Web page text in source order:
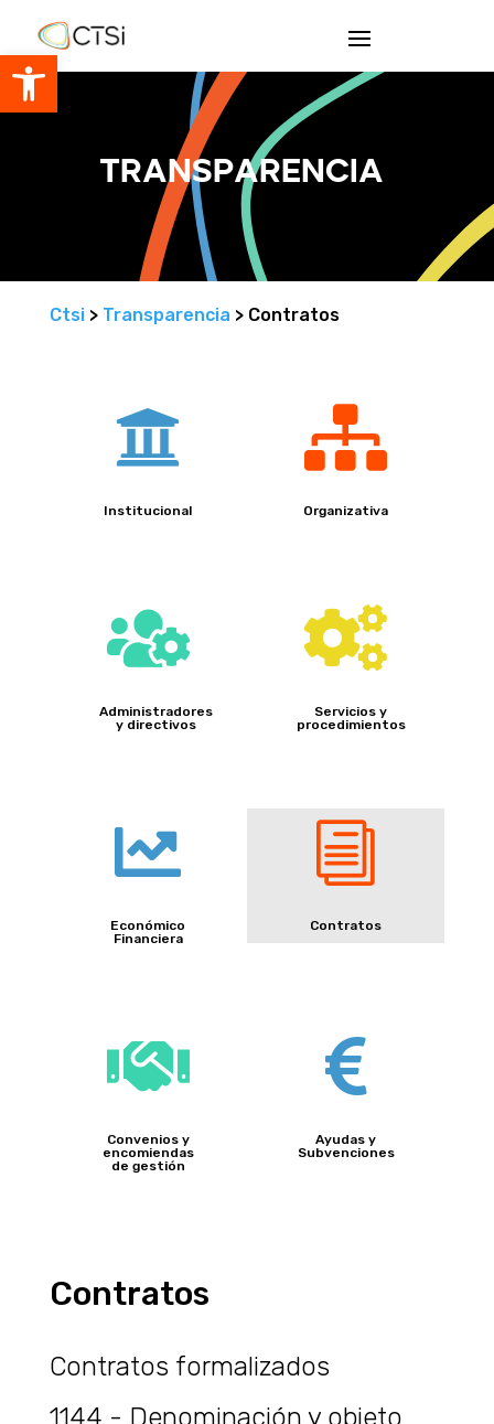
Abrir barra de herramientas
Transparencia
Ctsi> Transparencia > Contratos

Institucional

Organizativa

Administradores
y directivos

Servicios y
procedimientos

Económico
Financiera
i
Contratos

Convenios y
encomiendas
de gestión

Ayudas y
Subvenciones
Contratos
Contratos formalizados
1144 - Denominación y objeto